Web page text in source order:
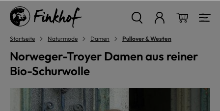
springen
Startseite Naturmode Damen Pullover & Westen
Norweger-Troyer Damen aus reiner
Bio-Schurwolle
Bildergalerie überspringen